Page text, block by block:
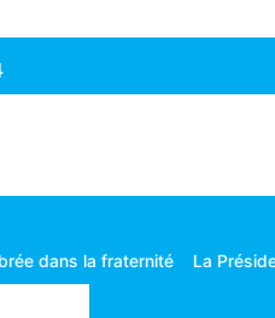
La Présidente de l’UK